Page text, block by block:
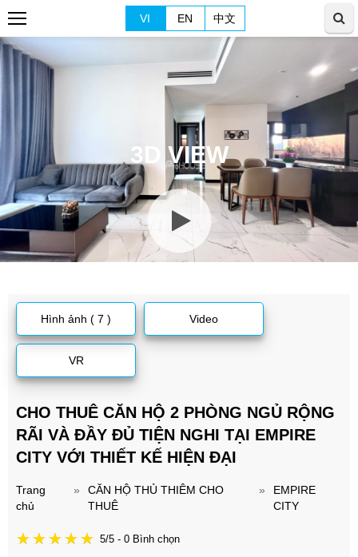
VI EN 中文
3D VIEW
Hình ảnh ( 7 ) Video
VR
CHO THUÊ CĂN HỘ 2 PHÒNG NGỦ RỘNG
RÃI VÀ ĐẦY ĐỦ TIỆN NGHI TẠI EMPIRE
CITY VỚI THIẾT KẾ HIỆN ĐẠI
Trang
chủ
»
CĂN HỘ THỦ THIÊM CHO
THUÊ
»
EMPIRE
CITY
5/5 - 0 Bình chọn